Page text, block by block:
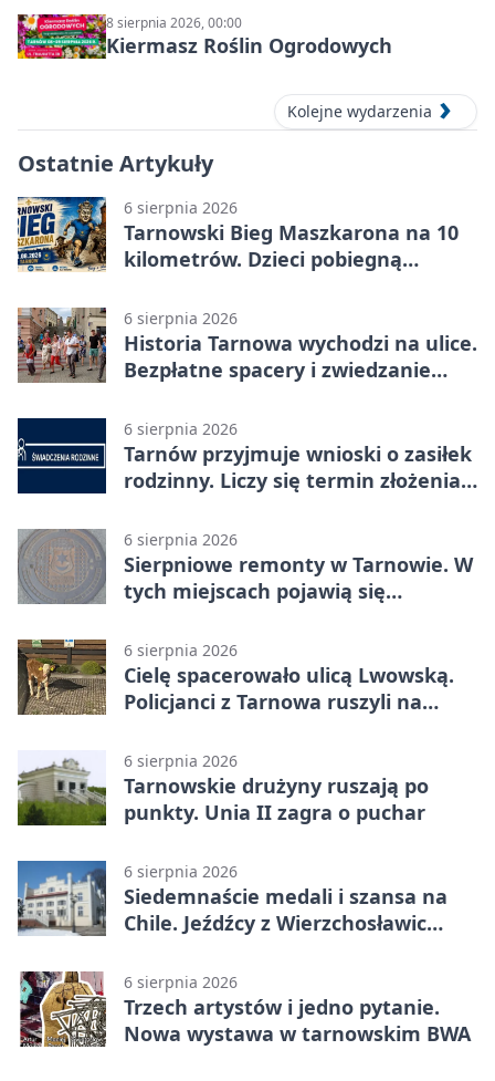
8 sierpnia 2026, 00:00
Kiermasz Roślin Ogrodowych
Kolejne wydarzenia
Ostatnie Artykuły
6 sierpnia 2026
Tarnowski Bieg Maszkarona na 10
kilometrów. Dzieci pobiegną
6 sierpnia 2026
Historia Tarnowa wychodzi na ulice.
Bezpłatne spacery i zwiedzanie
6 sierpnia 2026
Tarnów przyjmuje wnioski o zasiłek
rodzinny. Liczy się termin złożenia
6 sierpnia 2026
Sierpniowe remonty w Tarnowie. W
tych miejscach pojawią się
6 sierpnia 2026
Cielę spacerowało ulicą Lwowską.
Policjanci z Tarnowa ruszyli na
6 sierpnia 2026
Tarnowskie drużyny ruszają po
punkty. Unia II zagra o puchar
6 sierpnia 2026
Siedemnaście medali i szansa na
Chile. Jeźdźcy z Wierzchosławic
6 sierpnia 2026
Trzech artystów i jedno pytanie.
Nowa wystawa w tarnowskim BWA